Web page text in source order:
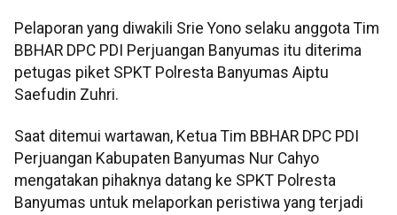
Pelaporan yang diwakili Srie Yono selaku anggota Tim
BBHAR DPC PDI Perjuangan Banyumas itu diterima
petugas piket SPKT Polresta Banyumas Aiptu
Saefudin Zuhri.
Saat ditemui wartawan, Ketua Tim BBHAR DPC PDI
Perjuangan Kabupaten Banyumas Nur Cahyo
mengatakan pihaknya datang ke SPKT Polresta
Banyumas untuk melaporkan peristiwa yang terjadi